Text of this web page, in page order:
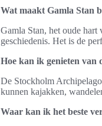
Wat maakt Gamla Stan
Gamla Stan, het oude hart
geschiedenis. Het is de
Hoe kan ik genieten van
De Stockholm
kunnen kajakken,
Waar kan ik het beste